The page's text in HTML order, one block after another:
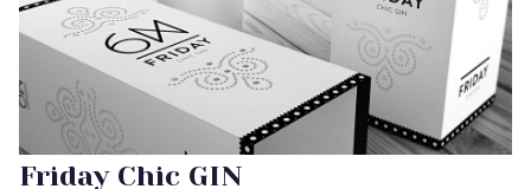
Friday Chic GIN